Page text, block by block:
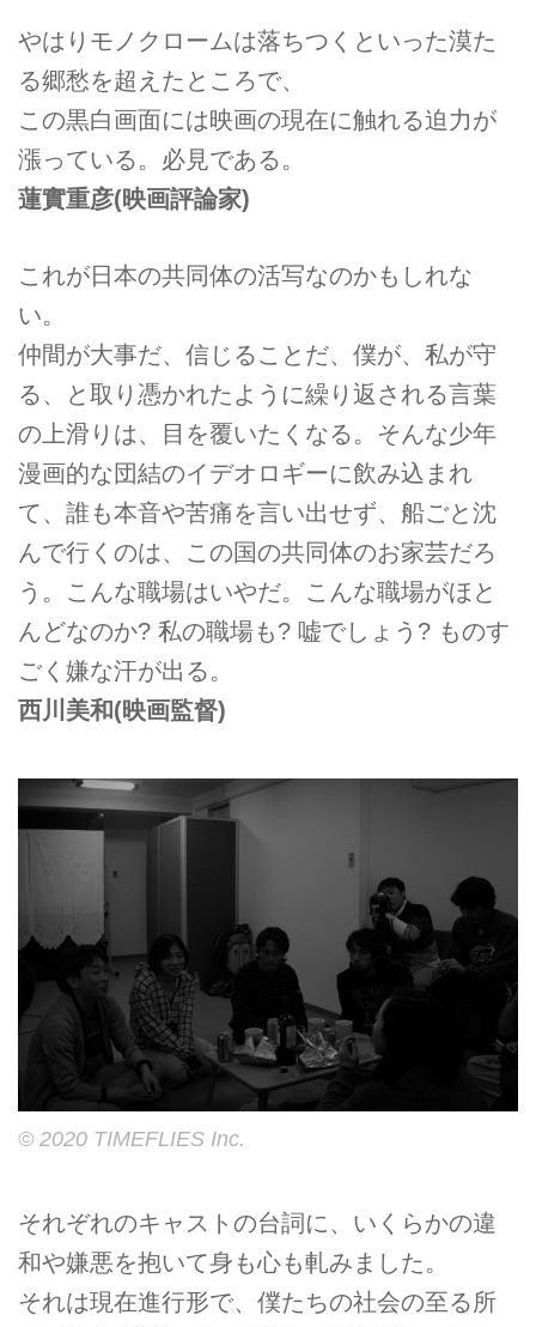
やはりモノクロームは落ちつくといった漠た
る郷愁を超えたところで、
この黒白画面には映画の現在に触れる迫力が
漲っている。必見である。
蓮實重彦(映画評論家)
これが日本の共同体の活写なのかもしれな
い。
仲間が大事だ、信じることだ、僕が、私が守
る、と取り憑かれたように繰り返される言葉
の上滑りは、目を覆いたくなる。そんな少年
漫画的な団結のイデオロギーに飲み込まれ
て、誰も本音や苦痛を言い出せず、船ごと沈
んで行くのは、この国の共同体のお家芸だろ
う。こんな職場はいやだ。こんな職場がほと
んどなのか? 私の職場も? 嘘でしょう? ものす
ごく嫌な汗が出る。
西川美和(映画監督)
© 2020 TIMEFLIES Inc.
それぞれのキャストの台詞に、いくらかの違
和や嫌悪を抱いて身も心も軋みました。
それは現在進行形で、僕たちの社会の至る所